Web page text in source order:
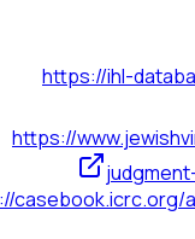
https://ihl-
https://
https://